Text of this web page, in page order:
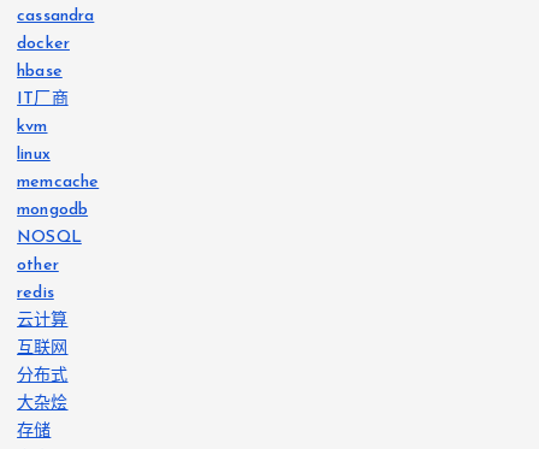
cassandra
docker
hbase
IT厂商
kvm
linux
memcache
mongodb
NOSQL
other
redis
云计算
互联网
分布式
大杂烩
存储